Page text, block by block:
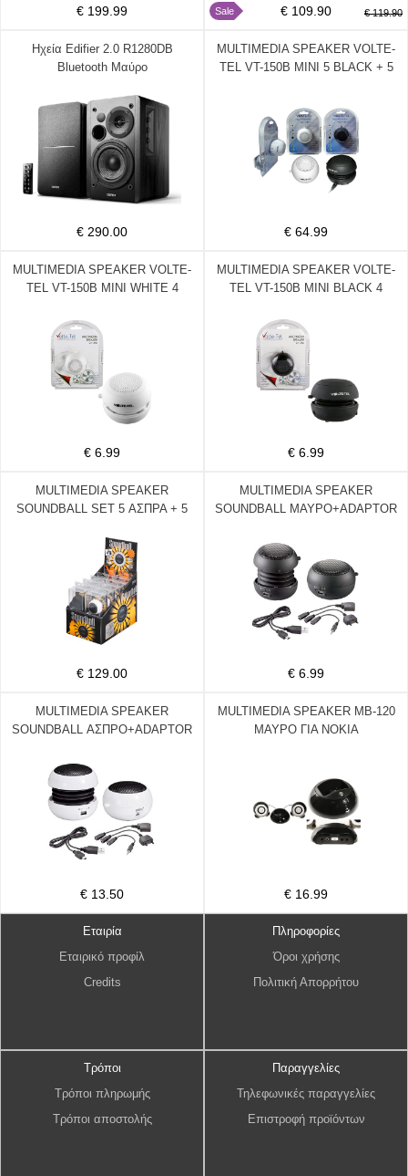
€ 199.99 € 109.90 € 119.90
Sale
Ηχεία Edifier 2.0 R1280DB
Bluetooth Μαύρο
€ 290.00
MULTIMEDIA SPEAKER VOLTE-
TEL VT-150B MINI 5 BLACK + 5
€ 64.99
MULTIMEDIA SPEAKER VOLTE-
TEL VT-150B MINI WHITE 4
€ 6.99
MULTIMEDIA SPEAKER VOLTE-
TEL VT-150B MINI BLACK 4
€ 6.99
MULTIMEDIA SPEAKER
SOUNDBALL SET 5 ΑΣΠΡΑ + 5
€ 129.00
MULTIMEDIA SPEAKER
SOUNDBALL ΜΑΥΡΟ+ADAPTOR
€ 6.99
MULTIMEDIA SPEAKER
SOUNDBALL ΑΣΠΡΟ+ADAPTOR
€ 13.50
MULTIMEDIA SPEAKER MB-120
ΜΑΥΡΟ ΓΙΑ NOKIA
€ 16.99
Εταιρία
Εταιρικό προφίλ
Credits
Πληροφορίες
Όροι χρήσης
Πολιτική Απορρήτου
Τρόποι
Τρόποι πληρωμής
Τρόποι αποστολής
Παραγγελίες
Τηλεφωνικές παραγγελίες
Επιστροφή προϊόντων